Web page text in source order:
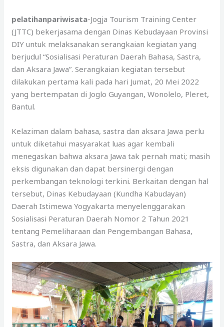
pelatihanpariwisata-Jogja Tourism Training Center
(JTTC) bekerjasama dengan Dinas Kebudayaan Provinsi
DIY untuk melaksanakan serangkaian kegiatan yang
berjudul “Sosialisasi Peraturan Daerah Bahasa, Sastra,
dan Aksara Jawa”. Serangkaian kegiatan tersebut
dilakukan pertama kali pada hari Jumat, 20 Mei 2022
yang bertempatan di Joglo Guyangan, Wonolelo, Pleret,
Bantul.
Kelaziman dalam bahasa, sastra dan aksara Jawa perlu
untuk diketahui masyarakat luas agar kembali
menegaskan bahwa aksara Jawa tak pernah mati; masih
eksis digunakan dan dapat bersinergi dengan
perkembangan teknologi terkini. Berkaitan dengan hal
tersebut, Dinas Kebudayaan (Kundha Kabudayan)
Daerah Istimewa Yogyakarta menyelenggarakan
Sosialisasi Peraturan Daerah Nomor 2 Tahun 2021
tentang Pemeliharaan dan Pengembangan Bahasa,
Sastra, dan Aksara Jawa.